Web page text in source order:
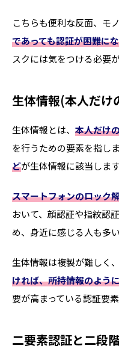
こちらも便利な反面、モ
であっても認証が困難に
スクには気をつける必要
生体情報(本人だけ
生体情報とは、 本人だけ
を行うための要素を指しま
どが生体情報に該当します
スマートフォンのロック
おいて、顔認証や指紋認
め、身近に感じる人も多
生体情報は複製が難しく、
ければ、所持情報のよう
要が高まっている認証要素
二要素認証と二段